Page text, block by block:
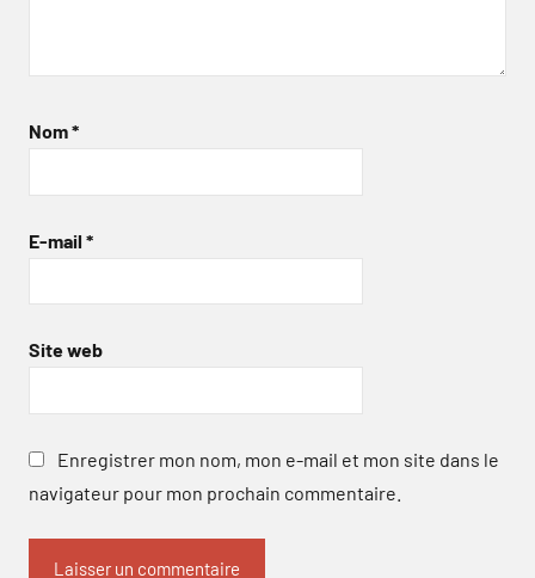
Nom*
E-mail *
Site web
Enregistrer mon nom, mon e-mail et mon site dans le
navigateur pour mon prochain commentaire.